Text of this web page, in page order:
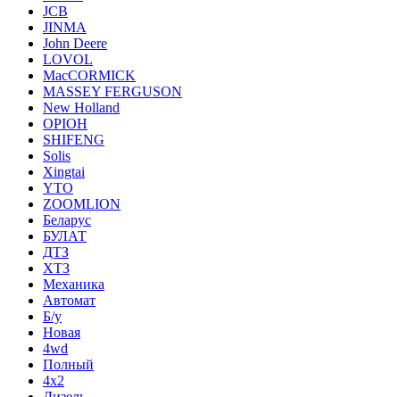
JCB
JINMA
John Deere
LOVOL
MacCORMICK
MASSEY FERGUSON
New Holland
OРІОН
SHIFENG
Solis
Xingtai
YTO
ZOOMLION
Беларус
БУЛАТ
ДТЗ
ХТЗ
Механика
Автомат
Б/у
Новая
4wd
Полный
4x2